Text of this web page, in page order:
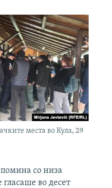
места во Кула, 29
со низа
во десет